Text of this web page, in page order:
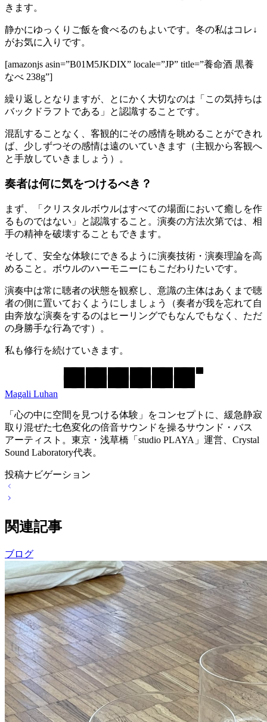
きます。
静かにゆっくりご飯を食べるのもよいです。冬の私はコレ↓
がお気に入りです。
[amazonjs asin=”B01M5JKDIX” locale=”JP” title=”養命酒 黒養
なべ 238g”]
繰り返しとなりますが、とにかく大切なのは「この気持ちは
バックドラフトである」と認識することです。
混乱することなく、客観的にその感情を眺めることができれ
ば、少しずつその感情は遠のいていきます（主観から客観へ
と手放していきましょう）。
奏者は何に気をつけるべき？
まず、「クリスタルボウルはすべての場面において癒しを作
るものではない」と認識すること。演奏の方法次第では、相
手の精神を破壊することもできます。
そして、安全な体験にできるように演奏技術・演奏理論を高
めること。ボウルのハーモニーにもこだわりたいです。
演奏中は常に聴者の状態を観察し、意識の主体はあくまで聴
者の側に置いておくようにしましょう（奏者が我を忘れて自
由奔放な演奏をするのはヒーリングでもなんでもなく、ただ
の身勝手な行為です）。
私も修行を続けていきます。
Magali Luhan
「心の中に空間を見つける体験」をコンセプトに、緩急静寂
取り混ぜた七色変化の倍音サウンドを操るサウンド・バス
アーティスト。東京・浅草橋「studio PLAYA」運営、Crystal
Sound Laboratory代表。
投稿ナビゲーション
関連記事
ブログ